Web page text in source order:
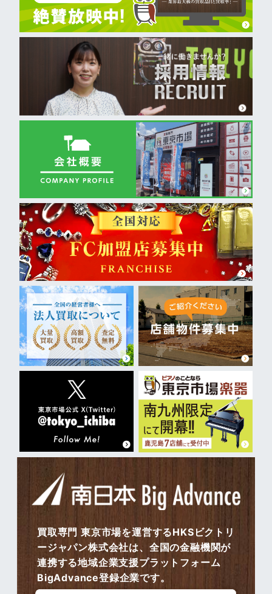
買取専門 東京市場を運営するHKSビクトリ
ージャパン株式会社は、全国の金融機関が
連携する地域企業支援プラットフォーム
BigAdvance登録企業です。